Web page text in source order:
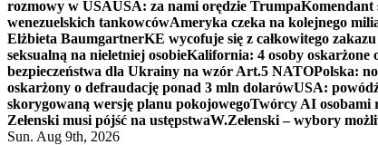
rozmowy w USAUSA: za nami orędzie TrumpaKomendant
wenezuelskich tankowcówAmeryka czeka na kolejnego
Elżbieta BaumgartnerKE wycofuje się z całkowitego
seksualną na nieletniej osobieKalifornia: 4 osoby oskarżone
bezpieczeństwa dla Ukrainy na wzór Art.5 NATOPolska:
oskarżony o defraudację ponad 3 mln dolarówUSA:
skorygowaną wersję planu pokojowegoTwórcy AI osobami
Zełenski musi pójść na ustępstwaW.Zełenski – wybory
Sun. Aug 9th, 2026